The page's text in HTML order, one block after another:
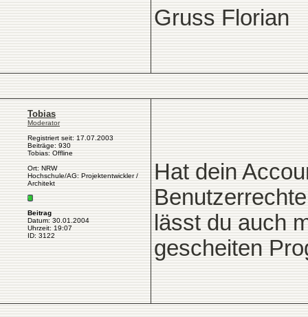
Gruss Florian
Tobias
Moderator
Registriert seit: 17.07.2003
Beiträge: 930
Tobias: Offline
Ort: NRW
Hochschule/AG: Projektentwickler /
Architekt
Beitrag
Datum: 30.01.2004
Uhrzeit: 19:07
ID: 3122
Hat dein
lässt du auch
gescheiten